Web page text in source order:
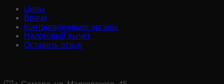
Цены
Врачи
Контролирующие органы
Налоговый вычет
Оставить отзыв